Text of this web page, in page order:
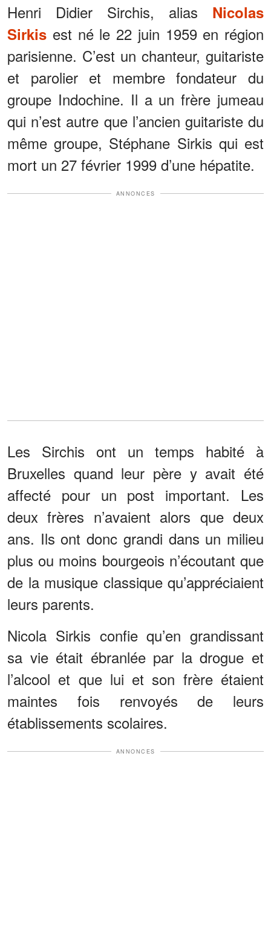
Henri Didier Sirchis, alias Nicolas
Sirkis est né le 22 juin 1959 en région
parisienne. C’est un chanteur, guitariste
et parolier et membre fondateur du
groupe Indochine. Il a un frère jumeau
qui n’est autre que l’ancien guitariste du
même groupe, Stéphane Sirkis qui est
mort un 27 février 1999 d’une hépatite.
ANNONCES
Les Sirchis ont un temps habité à
Bruxelles quand leur père y avait été
affecté pour un post important. Les
deux frères n’avaient alors que deux
ans. Ils ont donc grandi dans un milieu
plus ou moins bourgeois n’écoutant que
de la musique classique qu’appréciaient
leurs parents.
Nicola Sirkis confie qu’en grandissant
sa vie était ébranlée par la drogue et
l’alcool et que lui et son frère étaient
maintes fois renvoyés de leurs
établissements scolaires.
ANNONCES